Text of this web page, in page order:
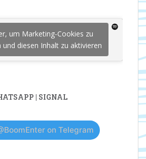
um Marketing-Cookies zu
und diesen Inhalt zu aktivieren
| SIGNAL
on Telegram